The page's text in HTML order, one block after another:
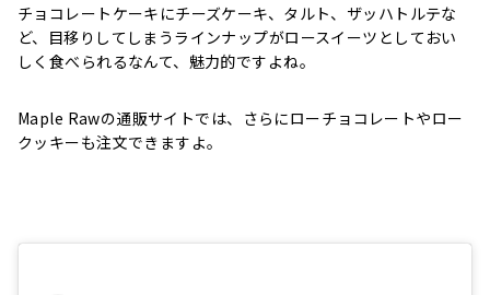
チョコレートケーキにチーズケーキ、タルト、ザッハトルテな
ど、目移りしてしまうラインナップがロースイーツとしておい
しく食べられるなんて、魅力的ですよね。
Maple Rawの通販サイトでは、さらにローチョコレートやロー
クッキーも注文できますよ。